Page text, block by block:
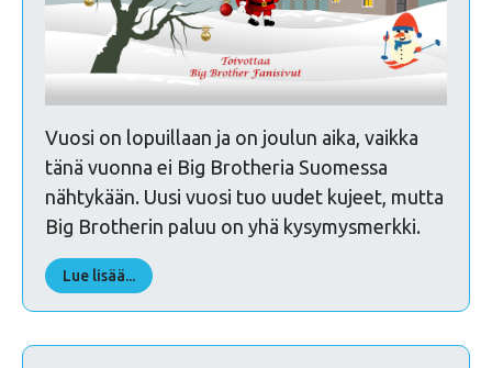
Vuosi on lopuillaan ja on joulun aika, vaikka
tänä vuonna ei Big Brotheria Suomessa
nähtykään. Uusi vuosi tuo uudet kujeet, mutta
Big Brotherin paluu on yhä kysymysmerkki.
Lue lisää...